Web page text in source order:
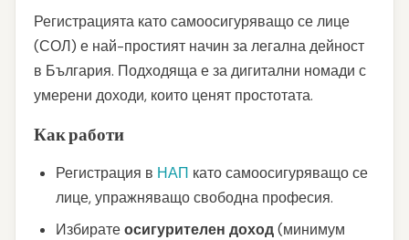
Регистрацията като самоосигуряващо се лице
(СОЛ) е най-простият начин за легална дейност
в България. Подходяща е за дигитални номади с
умерени доходи, които ценят простотата.
Как работи
Регистрация в НАП като самоосигуряващо се
лице, упражняващо свободна професия.
Избиратеосигурителен доход(минимум